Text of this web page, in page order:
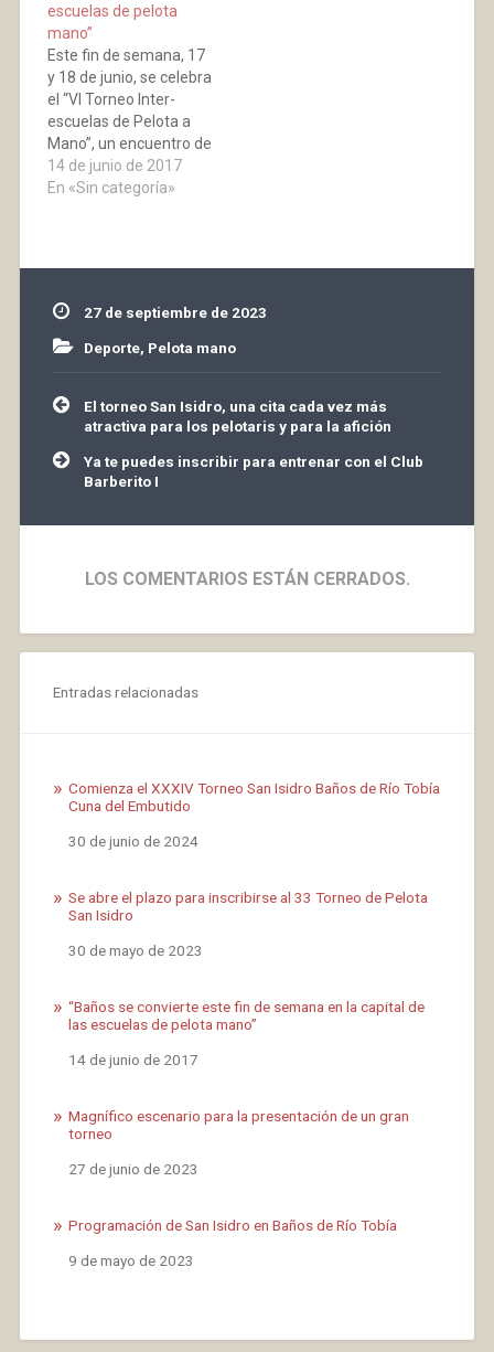
escuelas de pelota
mano”
Este fin de semana, 17
y 18 de junio, se celebra
el “VI Torneo Inter-
escuelas de Pelota a
Mano”, un encuentro de
la pelota base que hace
6 años inicio
va…
14 de junio de 2017
En «Sin categoría»
27 de septiembre de 2023
Deporte, Pelota mano
Navegación
de
entradas
El torneo San Isidro, una cita cada vez más
atractiva para los pelotaris y para la afición
Ya te puedes inscribir para entrenar con el Club
Barberito I
LOS COMENTARIOS ESTÁN CERRADOS.
Entradas relacionadas
Comienza el XXXIV Torneo San Isidro Baños de Río Tobía
Cuna del Embutido
Fecha
30 de junio de 2024
Se abre el plazo para inscribirse al 33 Torneo de Pelota
San Isidro
Fecha
30 de mayo de 2023
“Baños se convierte este fin de semana en la capital de
las escuelas de pelota mano”
Fecha
14 de junio de 2017
Magnífico escenario para la presentación de un gran
torneo
Fecha
27 de junio de 2023
Programación de San Isidro en Baños de Río Tobía
Fecha
9 de mayo de 2023